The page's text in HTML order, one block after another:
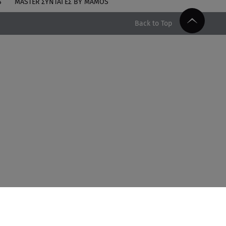
MASTER ΣΥΝΤΑΓΈΣ BY MAMOS
Back to Top